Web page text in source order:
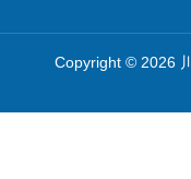
Copyright © 2026